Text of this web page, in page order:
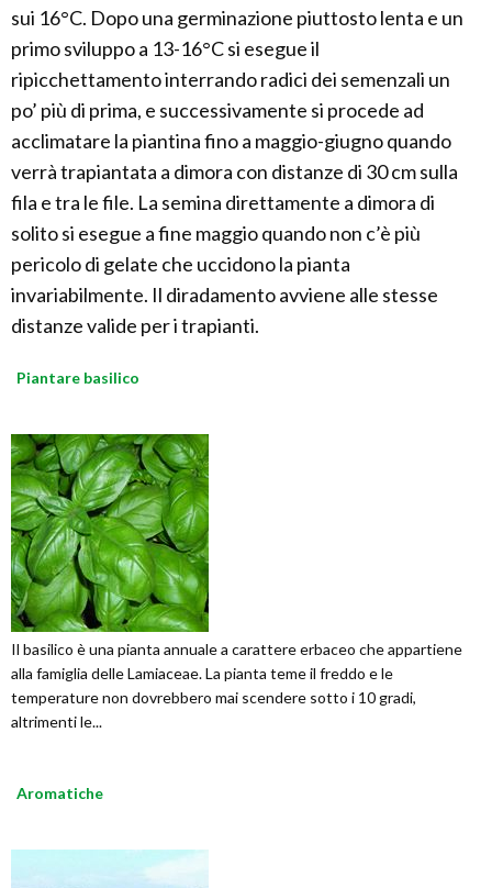
sui 16°C. Dopo una germinazione piuttosto lenta e un
primo sviluppo a 13-16°C si esegue il
ripicchettamento interrando radici dei semenzali un
po’ più di prima, e successivamente si procede ad
acclimatare la piantina fino a maggio-giugno quando
verrà trapiantata a dimora con distanze di 30 cm sulla
fila e tra le file. La semina direttamente a dimora di
solito si esegue a fine maggio quando non c’è più
pericolo di gelate che uccidono la pianta
invariabilmente. Il diradamento avviene alle stesse
distanze valide per i trapianti.
Piantare basilico
Il basilico è una pianta annuale a carattere erbaceo che appartiene
alla famiglia delle Lamiaceae. La pianta teme il freddo e le
temperature non dovrebbero mai scendere sotto i 10 gradi,
altrimenti le...
Aromatiche